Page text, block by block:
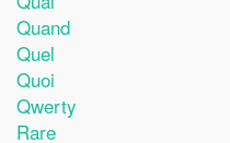
Quand
Quel
Quoi
Qwerty
Rare